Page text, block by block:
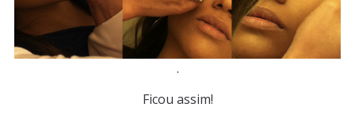
.
Ficou assim!